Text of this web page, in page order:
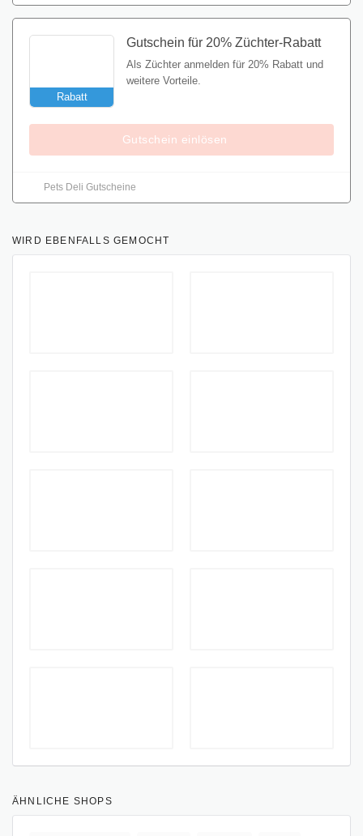
Rabatt
Gutschein für 20% Züchter-Rabatt
Als Züchter anmelden für 20% Rabatt und
weitere Vorteile.
Gutschein einlösen
Pets Deli Gutscheine
WIRD EBENFALLS GEMOCHT
ÄHNLICHE SHOPS